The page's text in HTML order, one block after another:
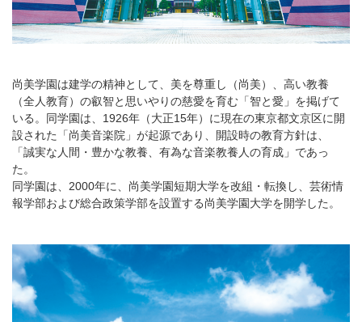
尚美学園は建学の精神として、美を尊重し（尚美）、高い教養
（全人教育）の叡智と思いやりの慈愛を育む「智と愛」を掲げて
いる。同学園は、1926年（大正15年）に現在の東京都文京区に開
設された「尚美音楽院」が起源であり、開設時の教育方針は、
「誠実な人間・豊かな教養、有為な音楽教養人の育成」であっ
た。
同学園は、2000年に、尚美学園短期大学を改組・転換し、芸術情
報学部および総合政策学部を設置する尚美学園大学を開学した。